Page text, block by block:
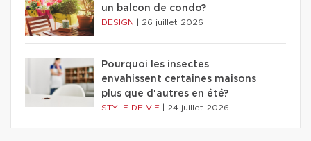
un balcon de condo?
DESIGN 26 juillet 2026
Pourquoi les insectes
envahissent certaines maisons
plus que d'autres en été?
STYLE DE VIE 24 juillet 2026